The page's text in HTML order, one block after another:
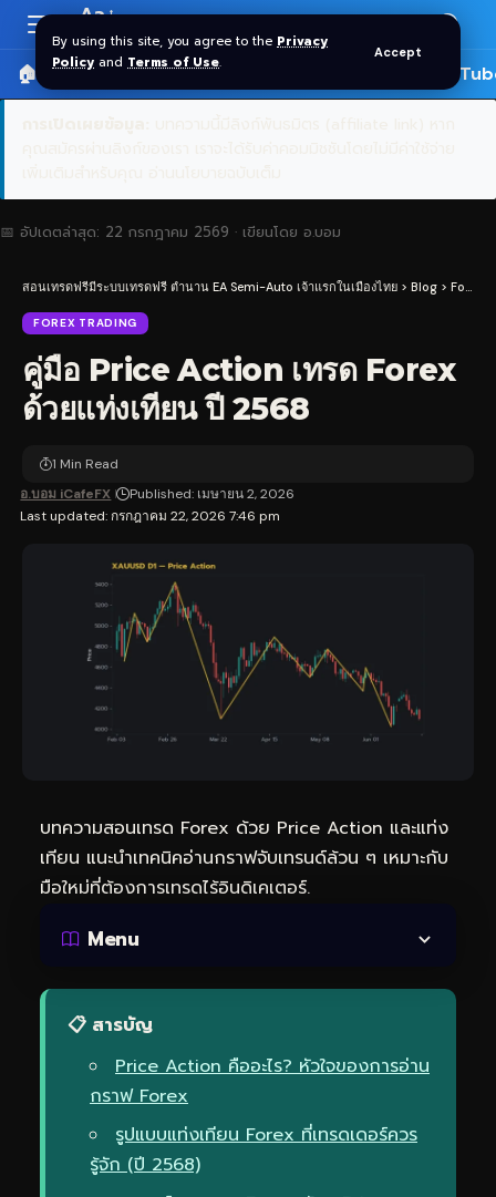
By using this site, you agree to the Privacy
Policy and Terms of Use.
Accept
Resizer
Aa
🏠 หน้าแรก ราคาทอง SPDR 🎬
📅 อัปเดตล่าสุด: 22 กรกฎาคม 2569 · เขียนโดย อ.บอม
สอนเทรดฟรีมีระบบเทรดฟรี ตำนาน EA Semi-Auto เจ้าแรกในเมืองไทย > Blog > Forex Trading
FOREX TRADING
คู่มือ Price Action เทรด Forex
ด้วยแท่งเทียน ปี 2568
Last updated: กรกฎาคม 22, 2026 7:46 pm
อ.บอม iCafeFX Published: เมษายน 2, 2026
1 Min Read
บทความสอนเทรด Forex ด้วย Price Action และแท่ง
เทียน แนะนำเทคนิคอ่านกราฟจับเทรนด์ล้วน ๆ เหมาะกับ
มือใหม่ที่ต้องการเทรดไร้อินดิเคเตอร์.
Menu
📋 สารบัญ
Price Action คืออะไร? หัวใจของการอ่าน
กราฟ Forex
รูปแบบแท่งเทียน Forex ที่เทรดเดอร์ควร
รู้จัก (ปี 2568)